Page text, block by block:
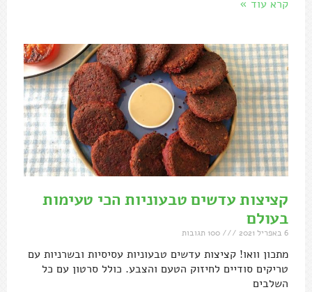
קרא עוד »
קציצות עדשים טבעוניות הכי טעימות
בעולם
6 באפריל 2021
מתכון וואו! קציצות עדשים טבעוניות עסיסיות ובשרניות עם
טריקים סודיים לחיזוק הטעם והצבע. כולל סרטון עם כל
השלבים